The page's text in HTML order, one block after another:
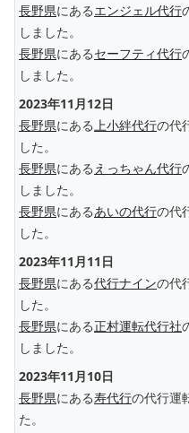
長野県にあるエンジェル代行
しました。
長野県にあるセーフティ代行
しました。
2023年11月12日
長野県にある 上小絆代行の代
した。
長野県にある えっちゃん代行
しました。
長野県にあるあいの代行の代
した。
2023年11月11日
長野県にある代行ナインの代
した。
長野県にある正村運転代行社
しました。
2023年11月10日
長野県にある寿代行の代行運
た。